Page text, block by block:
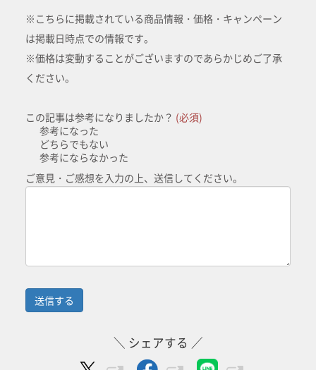
※こちらに掲載されている商品情報・価格・キャンペーン
は掲載日時点での情報です。
※価格は変動することがございますのであらかじめご了承
ください。
この記事は参考になりましたか？ (必須)
参考になった
どちらでもない
参考にならなかった
ご意見・ご感想を入力の上、送信してください。
＼ シェアする ／